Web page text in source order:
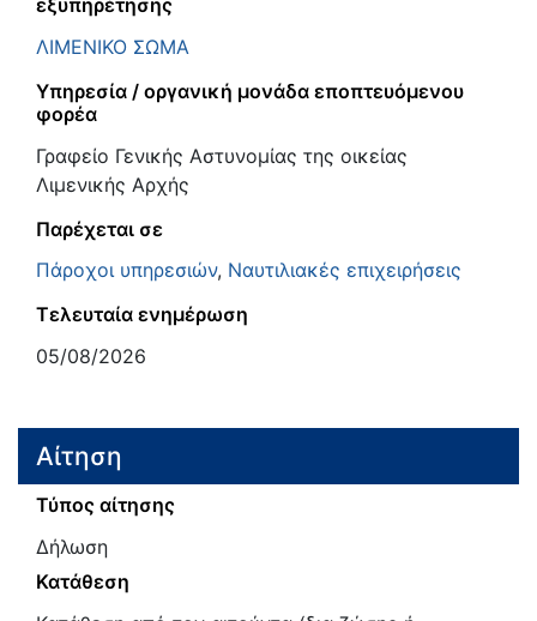
εξυπηρέτησης
ΛΙΜΕΝΙΚΟ ΣΩΜΑ
Υπηρεσία / οργανική μονάδα εποπτευόμενου
φορέα
Γραφείο Γενικής Αστυνομίας της οικείας
Λιμενικής Αρχής
Παρέχεται σε
Πάροχοι υπηρεσιών, Ναυτιλιακές επιχειρήσεις
Τελευταία ενημέρωση
05/08/2026
Αίτηση
Τύπος αίτησης
Δήλωση
Κατάθεση